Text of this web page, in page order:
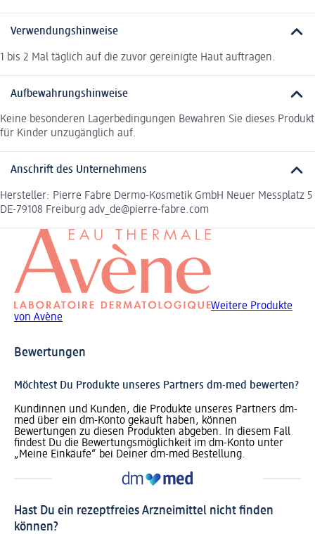
Verwendungshinweise
1 bis 2 Mal täglich auf die zuvor gereinigte Haut auftragen.
Aufbewahrungshinweise
Keine besonderen Lagerbedingungen Bewahren Sie dieses Produkt
für Kinder unzugänglich auf.
Anschrift des Unternehmens
Hersteller: Pierre Fabre Dermo-Kosmetik GmbH Neuer Messplatz 5
DE-79108 Freiburg adv_de@pierre-fabre.com
Weitere Produkte
von Avène
Bewertungen
Möchtest Du Produkte unseres Partners dm-med bewerten?
Kundinnen und Kunden, die Produkte unseres Partners dm-
med über ein dm-Konto gekauft haben, können
Bewertungen zu diesen Produkten abgeben. In diesem Fall
findest Du die Bewertungsmöglichkeit im dm-Konto unter
„Meine Einkäufe“ bei Deiner dm-med Bestellung.
Hast Du ein rezeptfreies Arzneimittel nicht finden
können?